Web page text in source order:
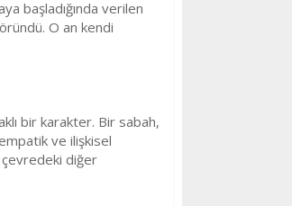
başladığında verilen
O an kendi
bir karakter. Bir sabah,
ve ilişkisel
diğer